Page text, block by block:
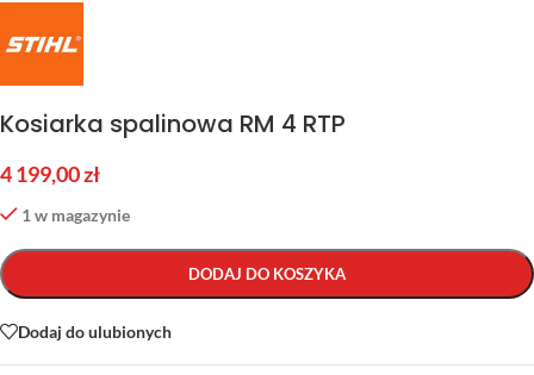
Kosiarka spalinowa RM 4 RTP
4 199,00zł
1 w magazynie
DODAJ DO KOSZYKA
Dodaj do ulubionych